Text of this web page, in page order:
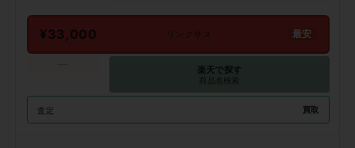
¥33,000 リンクサス 最安
楽天で探す
商品名検索
査定 買取